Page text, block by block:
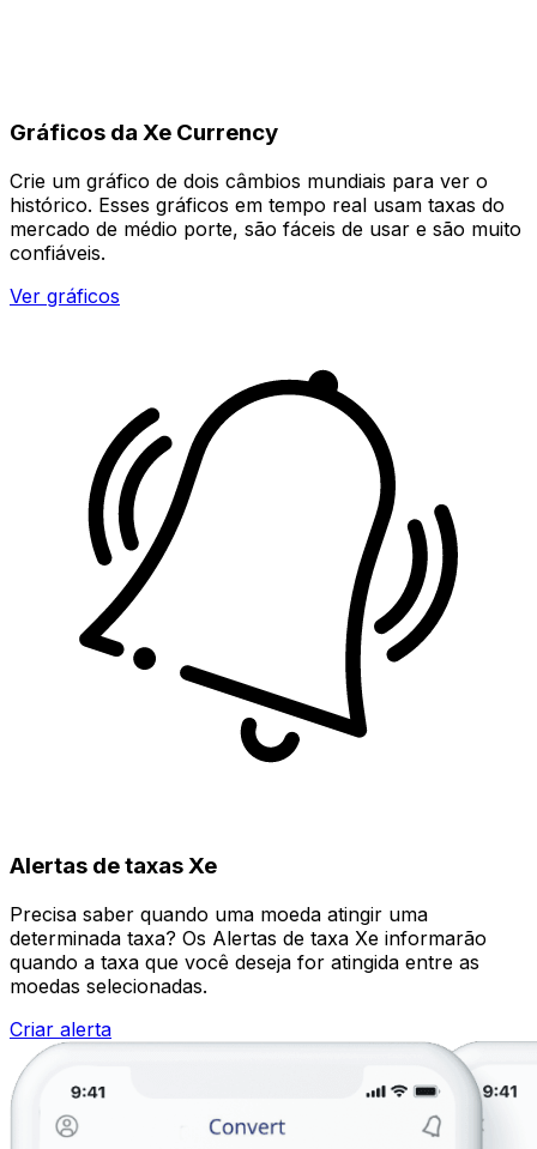
Gráficos da Xe Currency
Crie um gráfico de dois câmbios mundiais para ver o
histórico. Esses gráficos em tempo real usam taxas do
mercado de médio porte, são fáceis de usar e são muito
confiáveis.
Ver gráficos
Alertas de taxas Xe
Precisa saber quando uma moeda atingir uma
determinada taxa? Os Alertas de taxa Xe informarão
quando a taxa que você deseja for atingida entre as
moedas selecionadas.
Criar alerta